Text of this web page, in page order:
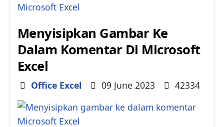
Menyisipkan Gambar Ke
Dalam Komentar Di Microsoft
Excel
Details
Office Excel 09 June 2023 42334